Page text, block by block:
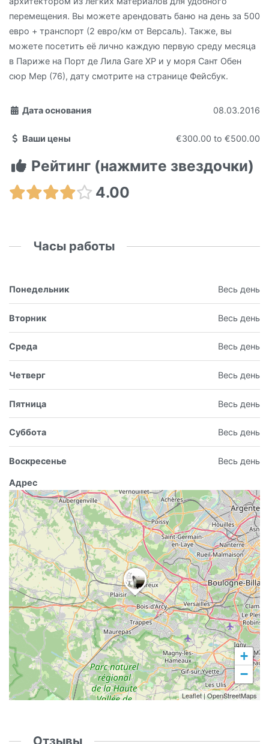
перемещения. Вы можете арендовать баню на день за 500
евро + транспорт (2 евро/км от Версаль). Также, вы
можете посетить её лично каждую первую среду месяца
в Париже на Порт де Лила Gare XP и у моря Сант Обен
сюр Мер (76), дату смотрите на странице Фейсбук.
Дата основания 08.03.2016
Ваши цены €300.00 to €500.00
Рейтинг (нажмите звездочки)
4.00
Часы работы
Понедельник Весь день
Вторник Весь день
Среда Весь день
Четверг Весь день
Пятница Весь день
Суббота Весь день
Воскресенье Весь день
Адрес
+
−
Leaflet|OpenStreetMaps
Отзывы